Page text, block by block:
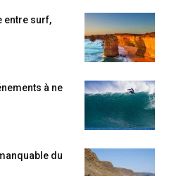
entre surf,
à ne
du